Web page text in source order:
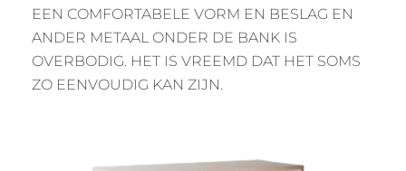
EEN COMFORTABELE VORM EN BESLAG EN
ANDER METAAL ONDER DE BANK IS
OVERBODIG. HET IS VREEMD DAT HET SOMS
ZO EENVOUDIG KAN ZIJN.